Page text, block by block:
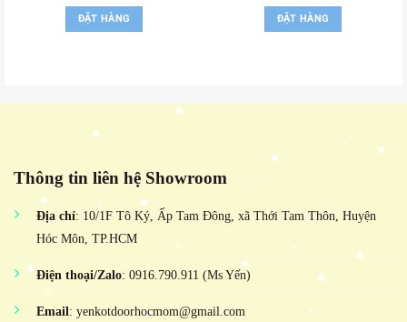
ĐẶT HÀNG ĐẶT HÀNG
Thông tin liên hệ Showroom
Địa chỉ: 10/1F Tô Ký, Ấp Tam Đông, xã Thới Tam Thôn, Huyện
Hóc Môn, TP.HCM
Điện thoại/Zalo: 0916.790.911 (Ms Yến)
Email: yenkotdoorhocmom@gmail.com